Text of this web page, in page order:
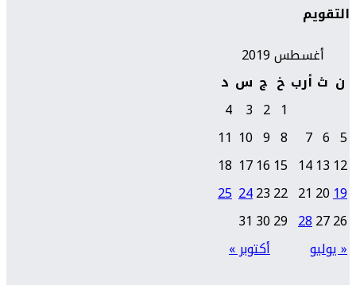
التقويم
أغسطس 2019
ن ث أرب خ ج س د
« يوليو أكتوبر »
1
2
3
4
5
6
7
8
9
10
11
12
13
14
15
16
17
18
19
20
21
22
23
24
25
26
27
28
29
30
31